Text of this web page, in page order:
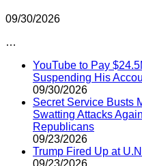
09/30/2026
…
YouTube to Pay
Suspending His
09/30/2026
Secret Service Busts
Swatting Attacks
Republicans
09/23/2026
Trump Fired Up at